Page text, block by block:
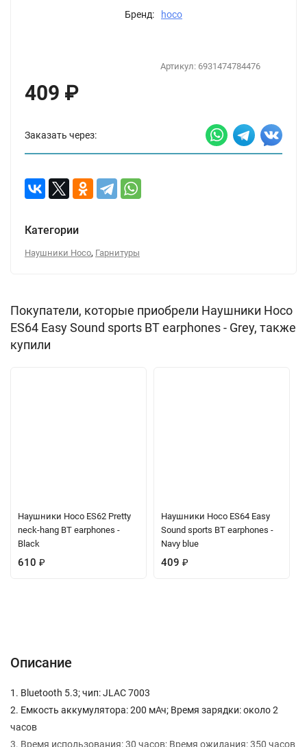
Бренд: hoco
Артикул: 6931474784476
409 ₽
Заказать через:
Категории
Наушники Hoco, Гарнитуры
Покупатели, которые приобрели Наушники Hoco
ES64 Easy Sound sports BT earphones - Grey, также
купили
Наушники Hoco ES62 Pretty
neck-hang BT earphones -
Black
610 ₽
Наушники Hoco ES64 Easy
Sound sports BT earphones -
Navy blue
409 ₽
Описание
1. Bluetooth 5.3; чип: JLAC 7003
2. Емкость аккумулятора: 200 мАч; Время зарядки: около 2
часов
3. Время использования: 30 часов; Время ожидания: 350 часов